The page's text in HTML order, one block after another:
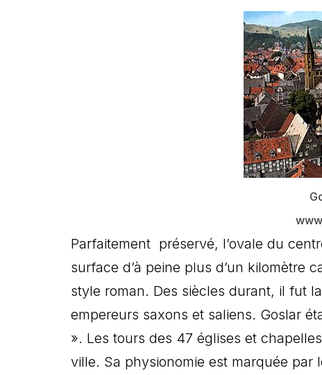
Parfaitement préservé, l’ovale du
surface d’à peine plus d’un kilomètre
style roman. Des siècles durant, il fut
empereurs saxons et saliens. Goslar
». Les tours des 47 églises et
ville. Sa physionomie est marquée par